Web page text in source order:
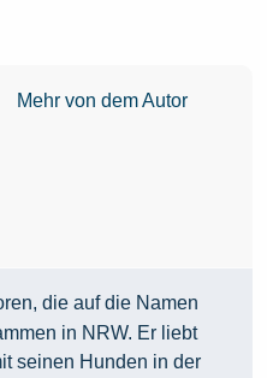
Mehr von dem Autor
die auf die Namen
in NRW. Er liebt
seinen Hunden in der